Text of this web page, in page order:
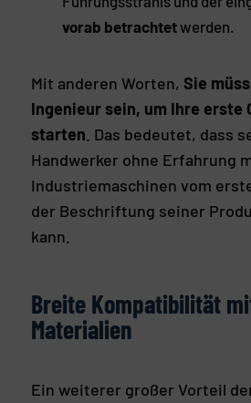
vorab betrachtetwerden.
Mit anderen Worten, Sie
Ingenieur sein, um Ihre erste
starten . Das bedeutet, dass
Handwerker ohne Erfahrung
Industriemaschinen vom
der Beschriftung seiner
kann.
Breite Kompatibilität
Materialien
Ein weiterer großer Vorteil